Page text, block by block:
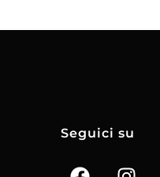
Seguici su